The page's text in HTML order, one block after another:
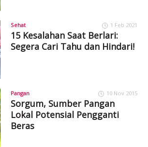
Sehat 1 Feb 2021
15 Kesalahan Saat Berlari:
Segera Cari Tahu dan Hindari!
Pangan 10 Nov 2015
Sorgum, Sumber Pangan
Lokal Potensial Pengganti
Beras